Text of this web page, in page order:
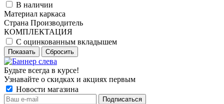
В наличии
Материал каркаса
Страна Производитель
КОМПЛЕКТАЦИЯ
С оцинкованным вкладышем
Показать Сбросить
Будьте всегда в курсе!
Узнавайте о скидках и акциях первым
Новости магазина